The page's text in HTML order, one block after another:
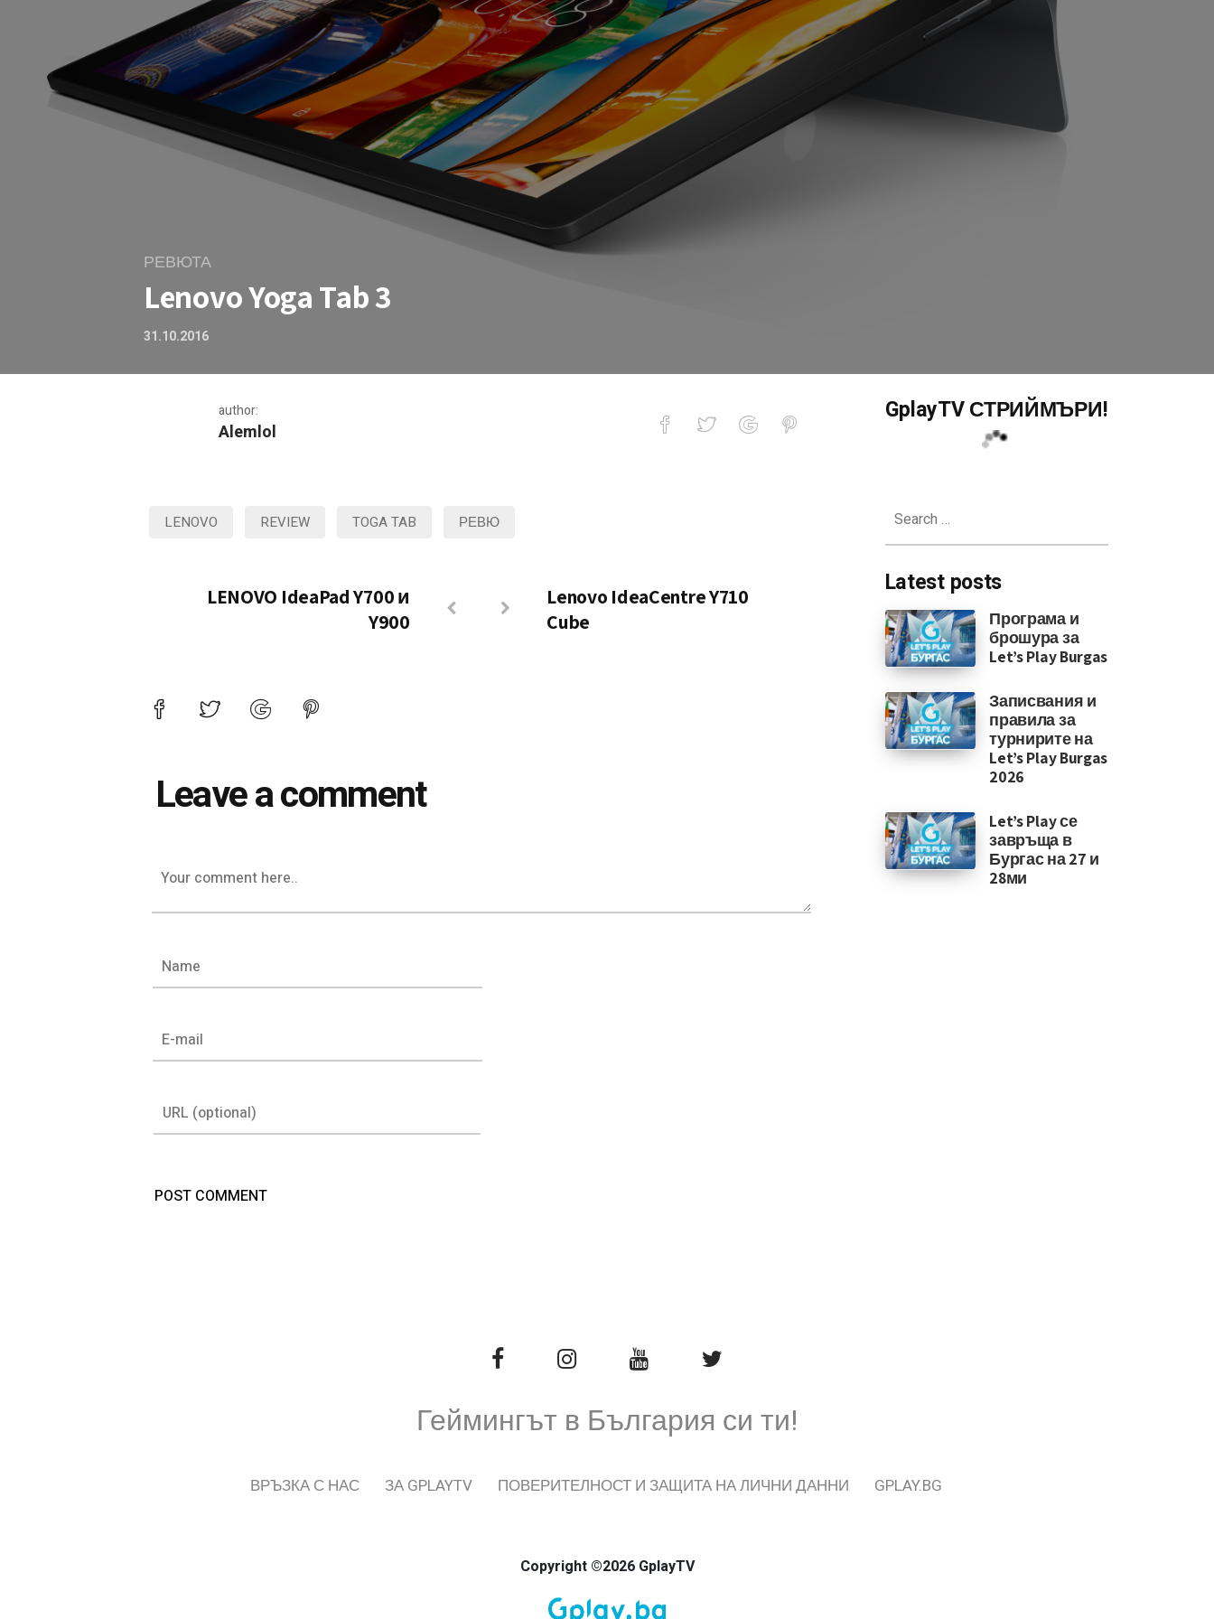
РЕВЮТА
Lenovo Yoga Tab 3
31.10.2016
author:
Alemlol
LENOVO REVIEW TOGA TAB РЕВЮ
LENOVO IdeaPad Y700 и
Y900
Lenovo IdeaCentre Y710
Cube
Leave a comment
GplayTV СТРИЙМЪРИ!
for:
Latest posts
Програма и
брошура за
Let’s Play Burgas
Записвания и
правила за
турнирите на
Let’s Play Burgas
2026
Let’s Play се
завръща в
Бургас на 27 и
28ми
Геймингът в България си ти!
ВРЪЗКА С НАС ЗА GPLAYTV ПОВЕРИТЕЛНОСТ И ЗАЩИТА НА ЛИЧНИ ДАННИ GPLAY.BG
Copyright ©2026 GplayTV